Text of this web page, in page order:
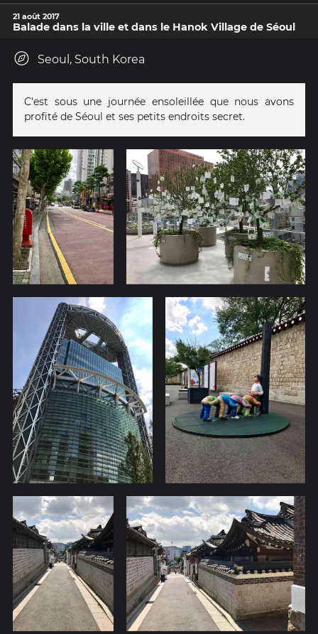
21 août 2017
Balade dans la ville et dans le Hanok Village de Séoul
Seoul, South Korea
C'est sous une journée ensoleillée que nous avons
profité de Séoul et ses petits endroits secret.